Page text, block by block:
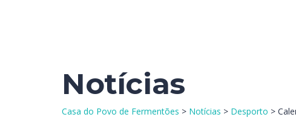
Notícias
Casa do Povo de Fermentões > Notícias > Desporto >